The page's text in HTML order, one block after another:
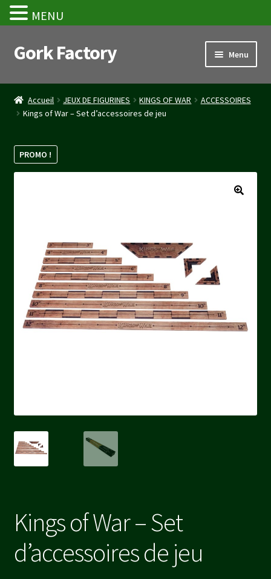
Aller
à
navigation
Aller
au
Gork Factory Menu
Accueil
CGV
Mon compte
Validation de la commande
Accueil JEUX DE FIGURINES KINGS OF WAR
ACCESSOIRES
Kings of War – Set d’accessoires de jeu
PROMO !
Kings of War – Set
d’accessoires de jeu
MENU